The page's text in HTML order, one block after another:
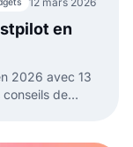
en
2026 avec 13
de